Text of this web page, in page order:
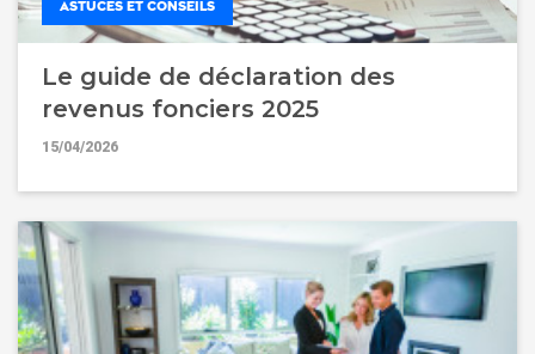
ASTUCES ET CONSEILS
Le guide de déclaration des
revenus fonciers 2025
15/04/2026